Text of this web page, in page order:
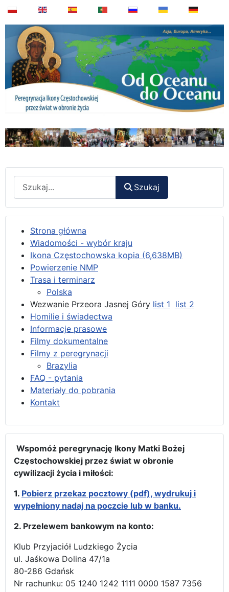
Szukaj
Strona główna
Wiadomości - wybór kraju
Ikona Częstochowska kopia (6,638MB)
Powierzenie NMP
Trasa i terminarz
Polska
Wezwanie Przeora Jasnej Góry list 1 list 2
Homilie i świadectwa
Informacje prasowe
Filmy dokumentalne
Filmy z peregrynacji
Brazylia
FAQ - pytania
Materiały do pobrania
Kontakt
Wspomóż peregrynację Ikony Matki Bożej
Częstochowskiej przez świat w obronie
cywilizacji życia i miłości:
1. Pobierz przekaz pocztowy (pdf), wydrukuj i
wypełniony nadaj na poczcie lub w banku.
2. Przelewem bankowym na konto:
Klub Przyjaciół Ludzkiego Życia
ul. Jaśkowa Dolina 47/1a
80-286 Gdańsk
Nr rachunku: 05 1240 1242 1111 0000 1587 7356